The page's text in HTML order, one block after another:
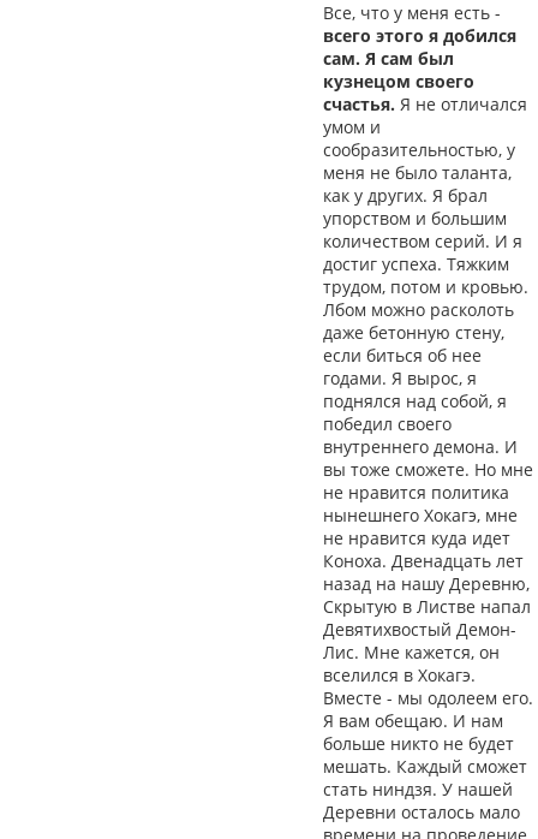
Все, что у меня есть -
всего этого я добился
сам. Я сам был
кузнецом своего
счастья. Я не отличался
умом и
сообразительностью, у
меня не было таланта,
как у других. Я брал
упорством и большим
количеством серий. И я
достиг успеха. Тяжким
трудом, потом и кровью.
Лбом можно расколоть
даже бетонную стену,
если биться об нее
годами. Я вырос, я
поднялся над собой, я
победил своего
внутреннего демона. И
вы тоже сможете. Но мне
не нравится политика
нынешнего Хокагэ, мне
не нравится куда идет
Коноха. Двенадцать лет
назад на нашу Деревню,
Скрытую в Листве напал
Девятихвостый Демон-
Лис. Мне кажется, он
вселился в Хокагэ.
Вместе - мы одолеем его.
Я вам обещаю. И нам
больше никто не будет
мешать. Каждый сможет
стать ниндзя. У нашей
Деревни осталось мало